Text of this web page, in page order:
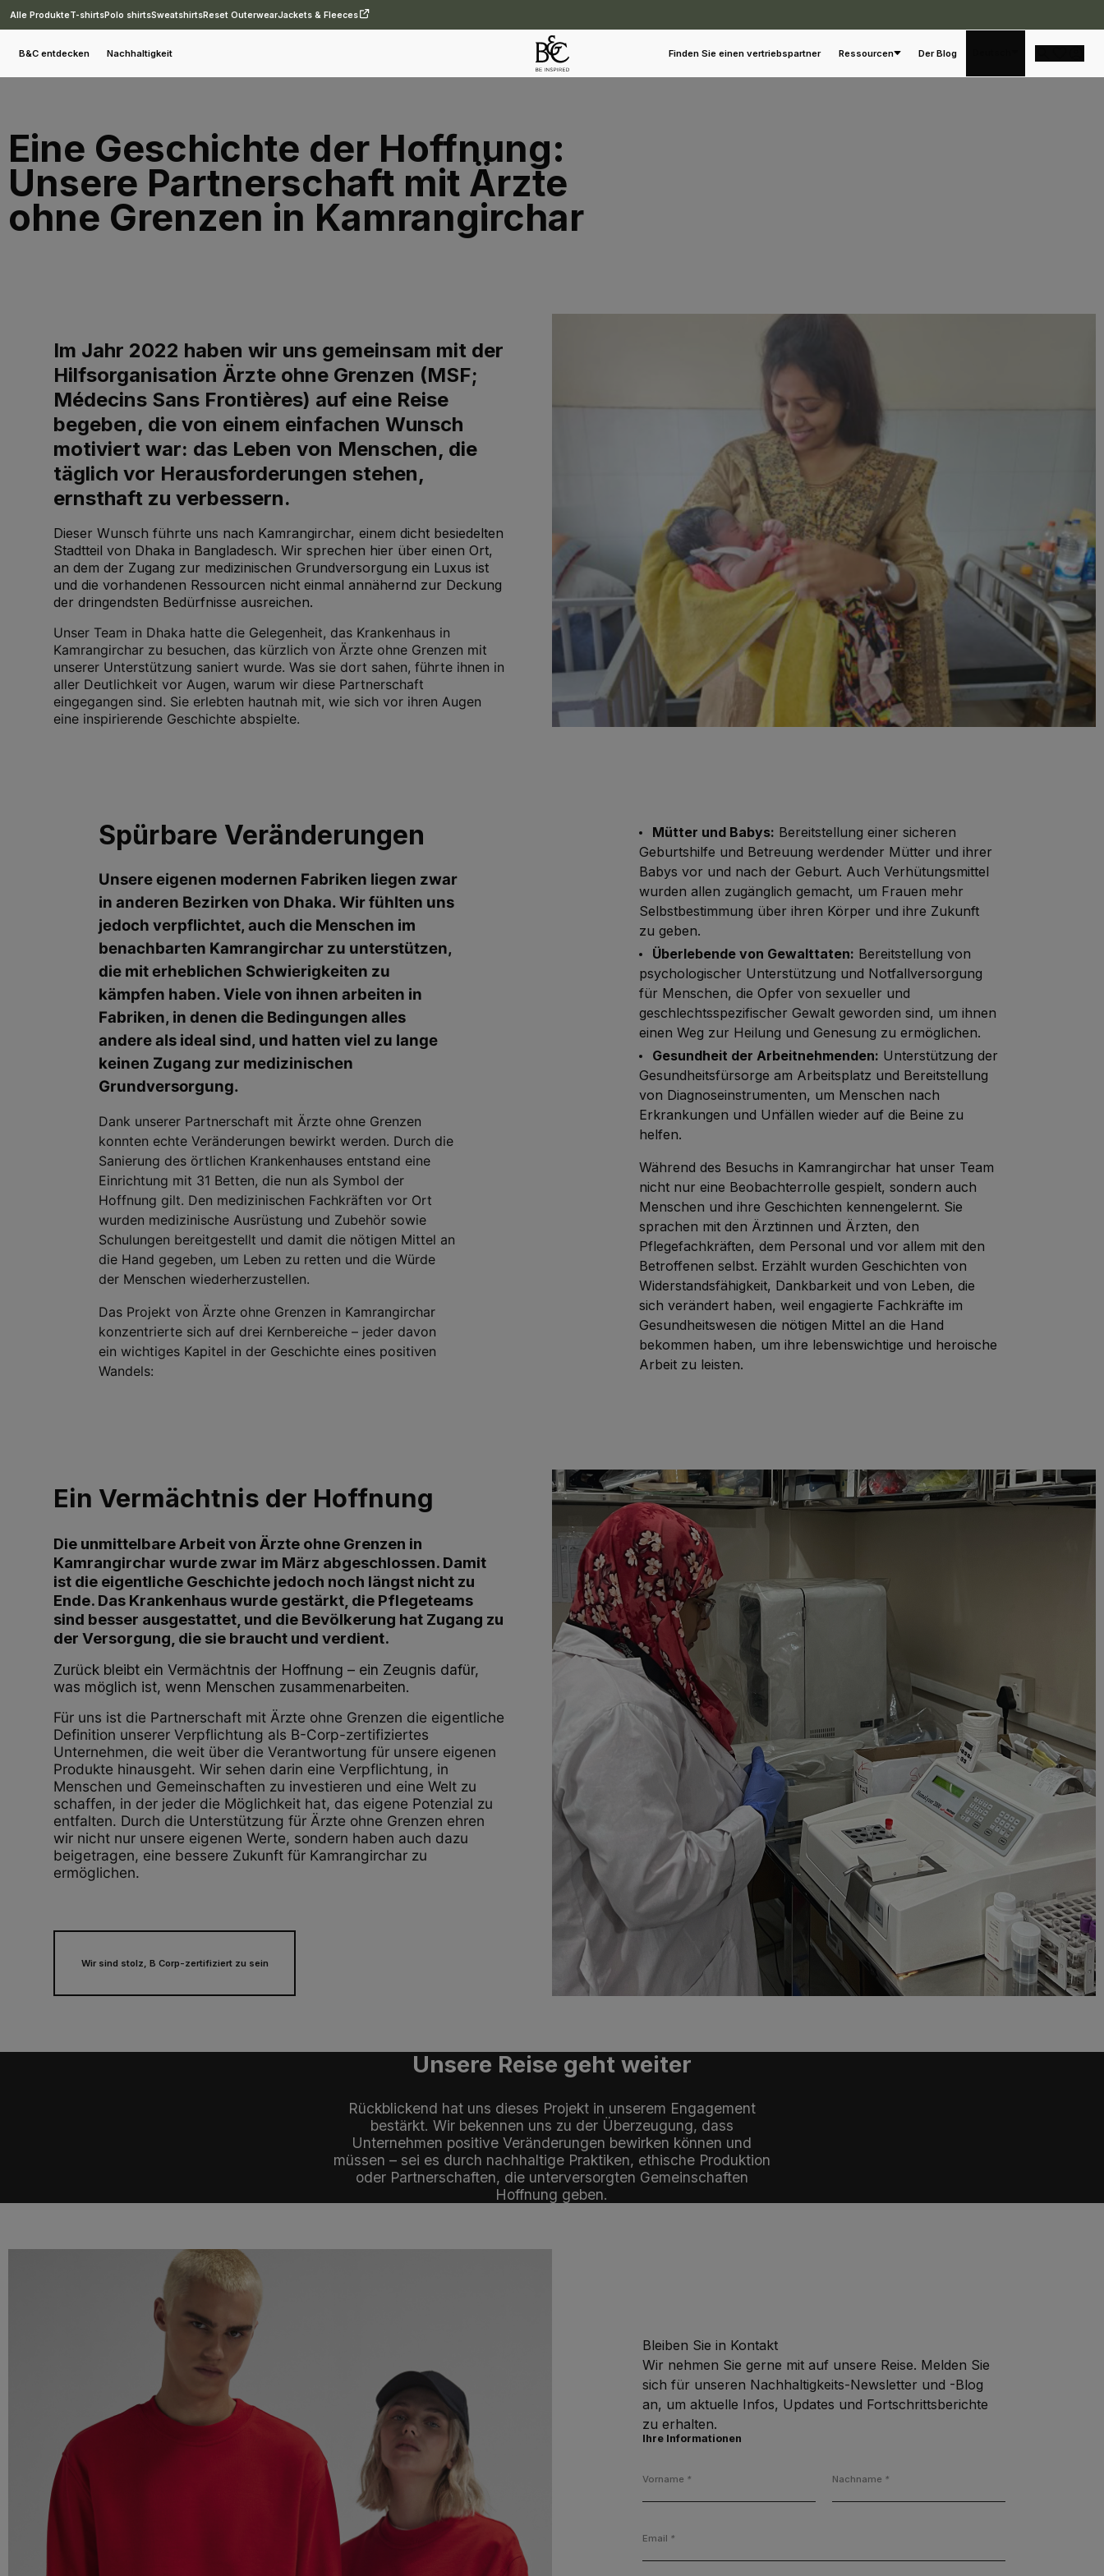
Alle ProdukteT-shirtsPolo shirtsSweatshirtsReset OuterwearJackets & Fleeces
B&C entdecken Nachhaltigkeit Finden Sie einen vertriebspartner Ressourcen Der Blog
Eine Geschichte der Hoffnung:
Unsere Partnerschaft mit Ärzte
ohne Grenzen in Kamrangirchar
Im Jahr 2022 haben wir uns gemeinsam mit der
Hilfsorganisation Ärzte ohne Grenzen (MSF;
Médecins Sans Frontières) auf eine Reise
begeben, die von einem einfachen Wunsch
motiviert war: das Leben von Menschen, die
täglich vor Herausforderungen stehen,
ernsthaft zu verbessern.
Dieser Wunsch führte uns nach Kamrangirchar, einem dicht besiedelten
Stadtteil von Dhaka in Bangladesch. Wir sprechen hier über einen Ort,
an dem der Zugang zur medizinischen Grundversorgung ein Luxus ist
und die vorhandenen Ressourcen nicht einmal annähernd zur Deckung
der dringendsten Bedürfnisse ausreichen.
Unser Team in Dhaka hatte die Gelegenheit, das Krankenhaus in
Kamrangirchar zu besuchen, das kürzlich von Ärzte ohne Grenzen mit
unserer Unterstützung saniert wurde. Was sie dort sahen, führte ihnen in
aller Deutlichkeit vor Augen, warum wir diese Partnerschaft
eingegangen sind. Sie erlebten hautnah mit, wie sich vor ihren Augen
eine inspirierende Geschichte abspielte.
Spürbare Veränderungen
Unsere eigenen modernen Fabriken liegen zwar
in anderen Bezirken von Dhaka. Wir fühlten uns
jedoch verpflichtet, auch die Menschen im
benachbarten Kamrangirchar zu unterstützen,
die mit erheblichen Schwierigkeiten zu
kämpfen haben.Viele von ihnen arbeiten in
Fabriken, in denen die Bedingungen alles
andere als ideal sind, und hatten viel zu lange
keinen Zugang zur medizinischen
Grundversorgung.
Dank unserer Partnerschaft mit Ärzte ohne Grenzen
konnten echte Veränderungen bewirkt werden. Durch die
Sanierung des örtlichen Krankenhauses entstand eine
Einrichtung mit 31 Betten, die nun als Symbol der
Hoffnung gilt. Den medizinischen Fachkräften vor Ort
wurden medizinische Ausrüstung und Zubehör sowie
Schulungen bereitgestellt und damit die nötigen Mittel an
die Hand gegeben, um Leben zu retten und die Würde
der Menschen wiederherzustellen.
Das Projekt von Ärzte ohne Grenzen in Kamrangirchar
konzentrierte sich auf drei Kernbereiche – jeder davon
ein wichtiges Kapitel in der Geschichte eines positiven
Wandels:
Mütter und Babys: Bereitstellung einer sicheren
Geburtshilfe und Betreuung werdender Mütter und ihrer
Babys vor und nach der Geburt. Auch Verhütungsmittel
wurden allen zugänglich gemacht, um Frauen mehr
Selbstbestimmung über ihren Körper und ihre Zukunft
zu geben.
Überlebende von Gewalttaten: Bereitstellung von
psychologischer Unterstützung und Notfallversorgung
für Menschen, die Opfer von sexueller und
geschlechtsspezifischer Gewalt geworden sind, um ihnen
einen Weg zur Heilung und Genesung zu ermöglichen.
Gesundheit der Arbeitnehmenden: Unterstützung der
Gesundheitsfürsorge am Arbeitsplatz und Bereitstellung
von Diagnoseinstrumenten, um Menschen nach
Erkrankungen und Unfällen wieder auf die Beine zu
helfen.
Während des Besuchs in Kamrangirchar hat unser Team
nicht nur eine Beobachterrolle gespielt, sondern auch
Menschen und ihre Geschichten kennengelernt. Sie
sprachen mit den Ärztinnen und Ärzten, den
Pflegefachkräften, dem Personal und vor allem mit den
Betroffenen selbst. Erzählt wurden Geschichten von
Widerstandsfähigkeit, Dankbarkeit und von Leben, die
sich verändert haben, weil engagierte Fachkräfte im
Gesundheitswesen die nötigen Mittel an die Hand
bekommen haben, um ihre lebenswichtige und heroische
Arbeit zu leisten.
Ein Vermächtnis der Hoffnung
Die unmittelbare Arbeit von Ärzte ohne Grenzen in
Kamrangirchar wurde zwar im März abgeschlossen. Damit
ist die eigentliche Geschichte jedoch noch längst nicht zu
Ende. Das Krankenhaus wurde gestärkt, die Pflegeteams
sind besser ausgestattet, und die Bevölkerung hat Zugang zu
der Versorgung, die sie braucht und verdient.
Zurück bleibt ein Vermächtnis der Hoffnung – ein Zeugnis dafür,
was möglich ist, wenn Menschen zusammenarbeiten.
Für uns ist die Partnerschaft mit Ärzte ohne Grenzen die eigentliche
Definition unserer Verpflichtung als B-Corp-zertifiziertes
Unternehmen, die weit über die Verantwortung für unsere eigenen
Produkte hinausgeht. Wir sehen darin eine Verpflichtung, in
Menschen und Gemeinschaften zu investieren und eine Welt zu
schaffen, in der jeder die Möglichkeit hat, das eigene Potenzial zu
entfalten. Durch die Unterstützung für Ärzte ohne Grenzen ehren
wir nicht nur unsere eigenen Werte, sondern haben auch dazu
beigetragen, eine bessere Zukunft für Kamrangirchar zu
ermöglichen.
Wir sind stolz, B Corp-zertifiziert zu sein
Unsere Reise geht weiter
Rückblickend hat uns dieses Projekt in unserem Engagement
bestärkt. Wir bekennen uns zu der Überzeugung, dass
Unternehmen positive Veränderungen bewirken können und
müssen – sei es durch nachhaltige Praktiken, ethische Produktion
oder Partnerschaften, die unterversorgten Gemeinschaften
Hoffnung geben.
Bleiben Sie in Kontakt
Wir nehmen Sie gerne mit auf unsere Reise. Melden Sie
sich für unseren Nachhaltigkeits-Newsletter und -Blog
an, um aktuelle Infos, Updates und Fortschrittsberichte
zu erhalten.
Ihre Informationen
Vorname * Nachname *
Email *